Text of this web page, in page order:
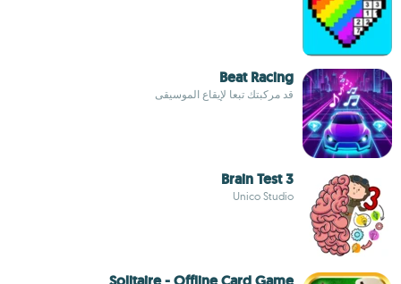
Beat Racing
قد مركبتك تبعا لإيقاع الموسيقى
Brain Test 3
Unico Studio